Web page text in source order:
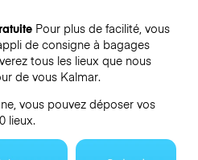
Pour plus de facilité, vous
de consigne à bagages
tous les lieux que nous
de vous Kalmar.
vous pouvez déposer vos
lieux.